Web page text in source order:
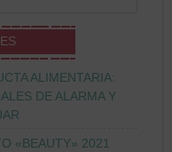
ALIMENTARIA:
DE ALARMA Y
«BEAUTY» 2021